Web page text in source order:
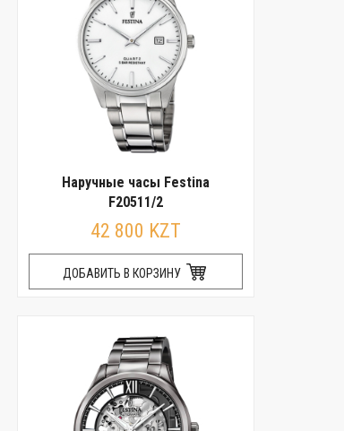
Наручные часы Festina
F20511/2
42 800 KZT
ДОБАВИТЬ В КОРЗИНУ